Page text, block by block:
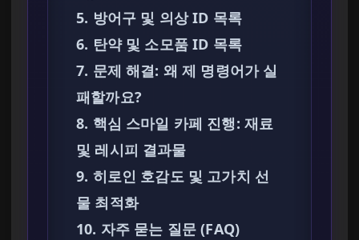
5. 방어구 및 의상 ID 목록
6. 탄약 및 소모품 ID 목록
7. 문제 해결: 왜 제 명령어가 실
패할까요?
8. 핵심 스마일 카페 진행: 재료
및 레시피 결과물
9. 히로인 호감도 및 고가치 선
물 최적화
10. 자주 묻는 질문 (FAQ)